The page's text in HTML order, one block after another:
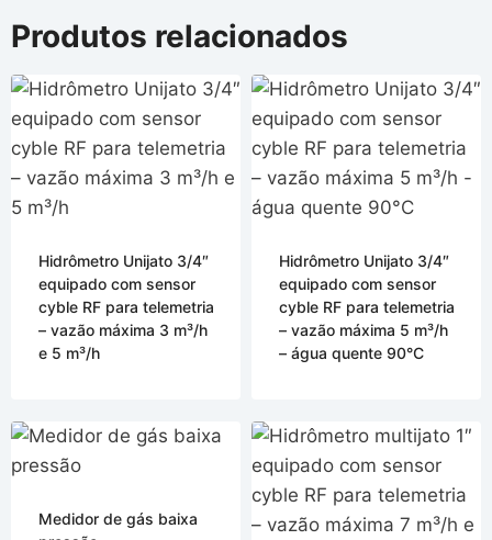
Produtos relacionados
Hidrômetro Unijato 3/4″
equipado com sensor
cyble RF para telemetria
– vazão máxima 3 m³/h
e 5 m³/h
Hidrômetro Unijato 3/4″
equipado com sensor
cyble RF para telemetria
– vazão máxima 5 m³/h
– água quente 90°C
Medidor de gás baixa